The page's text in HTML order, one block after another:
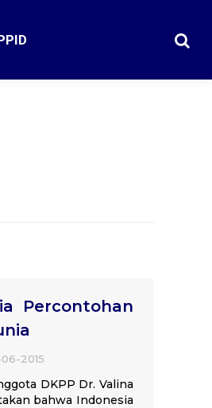
Percontohan
06-2015
DKPP Dr. Valina
bahwa Indonesia